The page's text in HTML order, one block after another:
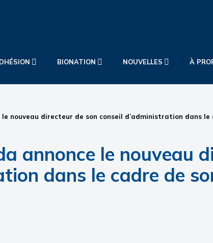
BIONATION NOUVELLES À
le nouveau directeur de son conseil d’administration dans
annonce le nouveau
dans le cadre de